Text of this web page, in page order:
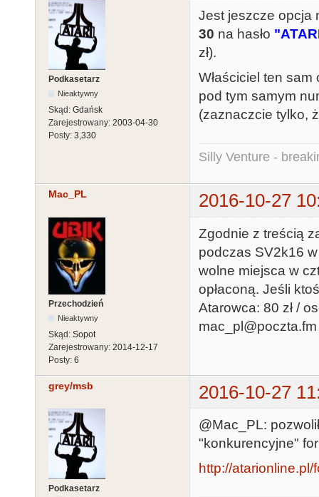
Podkasetarz
Nieaktywny
Skąd: Gdańsk
Zarejestrowany: 2003-04-30
Posty: 3,330
Jest jeszcze opcja
30 na hasło
zł).
Właściciel ten
pod tym samym
(zaznaczcie tylko,
Silly Venture -
Mac_PL 2016-10-27
Przechodzień
Nieaktywny
Skąd: Sopot
Zarejestrowany: 2014-12-17
Posty: 6
Zgodnie z treścią
podczas SV2k16
wolne miejsca w
opłaconą. Jeśli
Atarowca: 80 zł /
mac_pl@poczta.fm
grey/msb 2016-10-27
Podkasetarz
@Mac_PL:
"konkurencyjne"
http://